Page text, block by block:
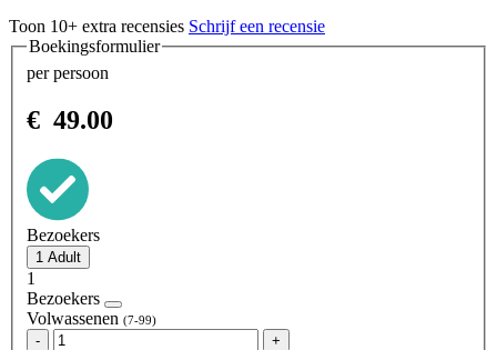
Toon 10+ extra recensies Schrijf een recensie
Boekingsformulier
per persoon
€ 49.00
Bezoekers
1
Bezoekers
Volwassenen (7-99)
- +